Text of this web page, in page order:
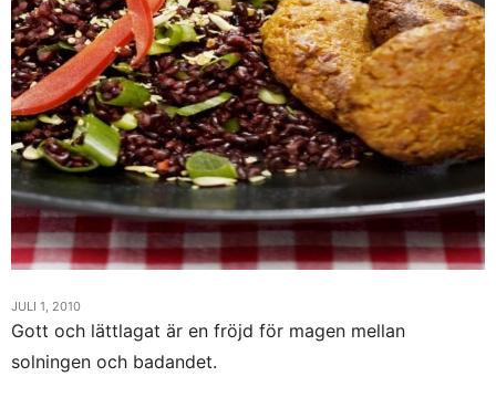
JULI 1, 2010
Gott och lättlagat är en fröjd för magen mellan
solningen och badandet.